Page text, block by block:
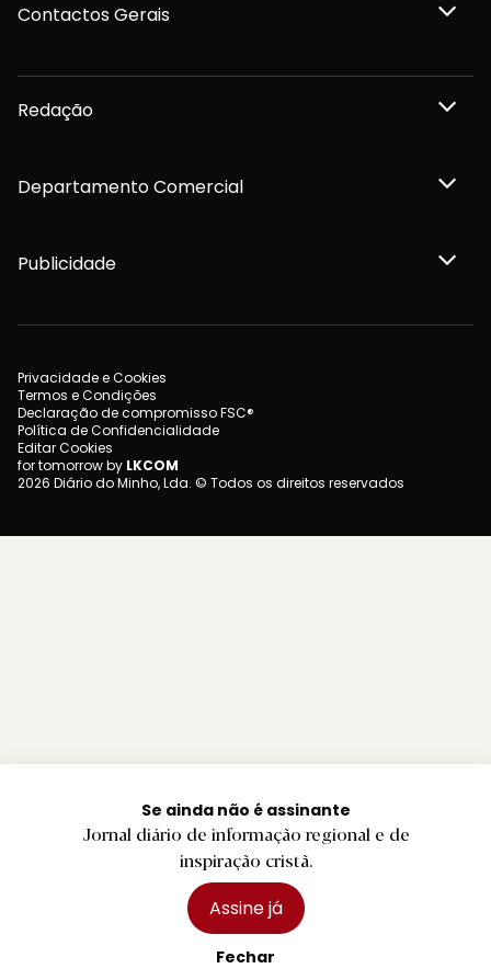
Se ainda não é assinante
Jornal diário de informação regional e de
inspiração cristã.
Assine já
Fechar
Contactos Gerais
Redação
Departamento Comercial
Publicidade
Privacidade e Cookies
Termos e Condições
Declaração de compromisso FSC®
Política de Confidencialidade
Editar Cookies
for tomorrow by LKCOM
2026 Diário do Minho, Lda. © Todos os direitos reservados